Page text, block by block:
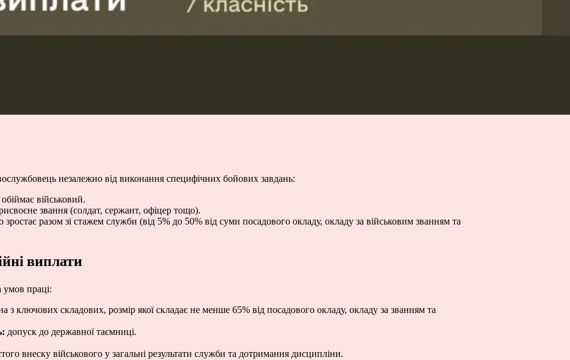
незалежно від виконання специфічних бойових завдань:
військовий.
звання (солдат, сержант, офіцер тощо).
зростає разом зі стажем служби (від 5% до 50% від суми посадового окладу, окладу за військовим званням та
виплати
умов праці:
з ключових складових, розмір якої складає не менше 65% від посадового окладу, окладу за званням та
допуск до державної таємниці.
внеску військового у загальні результати служби та дотримання дисципліни.